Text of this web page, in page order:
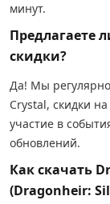
минут.
Предлагаете
скидки?
Да! Мы
Crystal, скидки
участие в
обновлений.
Как скачать
(Dragonheir: